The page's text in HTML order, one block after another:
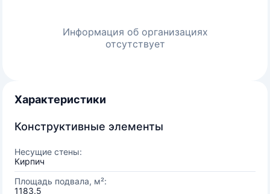
Информация об организациях
отсутствует
Характеристики
Конструктивные элементы
Несущие стены:
Кирпич
Площадь подвала, м²:
1183.5